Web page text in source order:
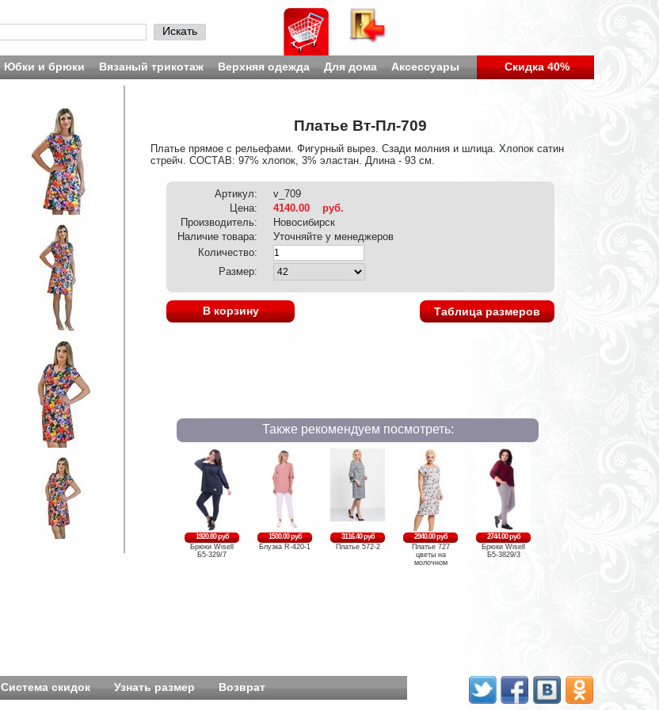
Искать
Юбки и брюки Вязаный трикотаж Верхняя одежда Для дома Аксессуары Скидка 40%
Платье Вт-Пл-709
Платье прямое с рельефами. Фигурный вырез. Сзади молния и шлица. Хлопок сатин
стрейч. СОСТАВ: 97% хлопок, 3% эластан. Длина - 93 см.
Артикул:
v_709
Цена:
4140.00
руб.
Производитель:
Новосибирск
Наличие товара:
Уточняйте у менеджеров
Количество:
Размер:
В корзину Таблица размеров
Также рекомендуем посмотреть:
1920.80 руб
Брюки Wisell
Б5-329/7
1500.00 руб
Блузка R-420-1
3116.40 руб
Платье 572-2
2940.00 руб
Платье 727
цветы на
молочном
2744.00 руб
Брюки Wisell
Б5-3829/3
Система скидок Узнать размер Возврат